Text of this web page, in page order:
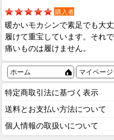
購入者
暖かいモカシンで素足でも大
履けて重宝しています。それ
痛いものは履けません。
ホーム マイページ
特定商取引法に基づく表示
送料とお支払い方法について
個人情報の取扱いについて